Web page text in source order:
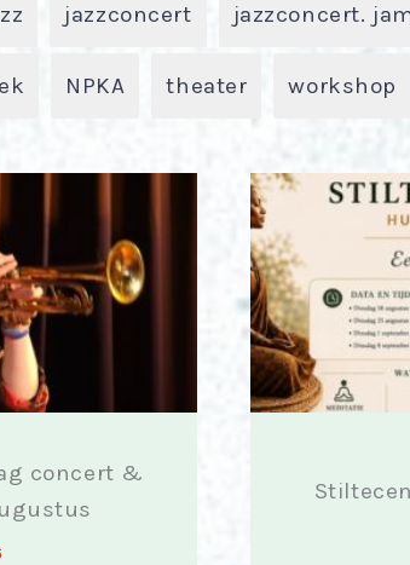
jazzconcert jazzconcert.
NPKA theater workshop
concert &